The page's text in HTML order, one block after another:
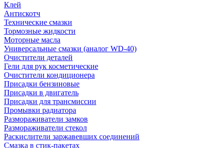
Клей
Антискотч
Технические смазки
Тормозные жидкости
Моторные масла
Универсальные смазки (аналог WD-40)
Очистители деталей
Гели для рук косметические
Очистители кондиционера
Присадки бензиновые
Присадки в двигатель
Присадки для трансмиссии
Промывки радиатора
Размораживатели замков
Размораживатели стекол
Раскислители заржавевших соединений
Смазка в стик-пакетах